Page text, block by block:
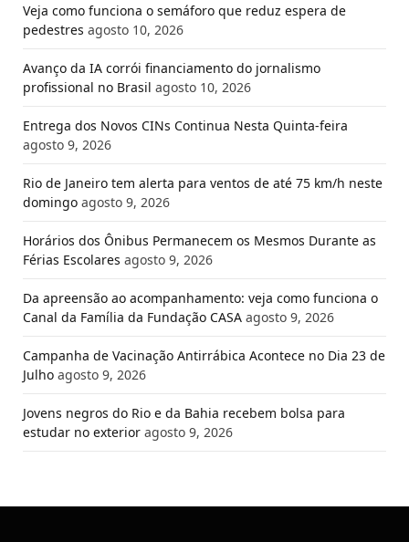
Veja como funciona o semáforo que reduz espera de
pedestres agosto 10, 2026
Avanço da IA corrói financiamento do jornalismo
profissional no Brasil agosto 10, 2026
Entrega dos Novos CINs Continua Nesta Quinta-feira
agosto 9, 2026
Rio de Janeiro tem alerta para ventos de até 75 km/h neste
domingo agosto 9, 2026
Horários dos Ônibus Permanecem os Mesmos Durante as
Férias Escolares agosto 9, 2026
Da apreensão ao acompanhamento: veja como funciona o
Canal da Família da Fundação CASA agosto 9, 2026
Campanha de Vacinação Antirrábica Acontece no Dia 23 de
Julho agosto 9, 2026
Jovens negros do Rio e da Bahia recebem bolsa para
estudar no exterior agosto 9, 2026